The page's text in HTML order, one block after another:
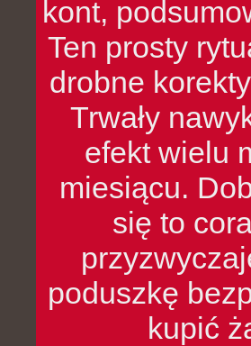
kont,
Ten prosty
drobne
Trwały
efekt wielu
miesiącu.
się to
poduszkę
kupić